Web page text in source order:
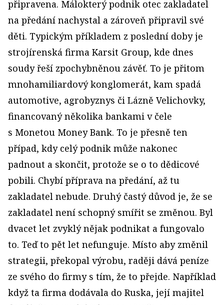
připravena. Málokterý podnik otec zakladatel
na předání nachystal a zároveň připravil své
děti. Typickým příkladem z poslední doby je
strojírenská firma Karsit Group, kde dnes
soudy řeší zpochybněnou závěť. To je přitom
mnohamiliardový konglomerát, kam spadá
automotive, agrobyznys či Lázně Velichovky,
financovaný několika bankami v čele
s Monetou Money Bank. To je přesně ten
případ, kdy celý podnik může nakonec
padnout a skončit, protože se o to dědicové
pobili. Chybí příprava na předání, až tu
zakladatel nebude. Druhý častý důvod je, že se
zakladatel není schopný smířit se změnou. Byl
dvacet let zvyklý nějak podnikat a fungovalo
to. Teď to pět let nefunguje. Místo aby změnil
strategii, překopal výrobu, raději dává peníze
ze svého do firmy s tím, že to přejde. Například
když ta firma dodávala do Ruska, její majitel